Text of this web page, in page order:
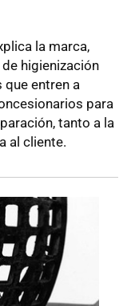
la marca,
higienización
entren a
para
tanto a la
al cliente.